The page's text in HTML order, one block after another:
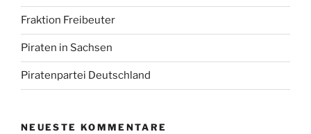
Fraktion Freibeuter
Piraten in Sachsen
Piratenpartei Deutschland
NEUESTE KOMMENTARE